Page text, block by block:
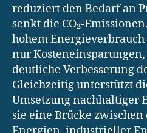
reduziert den Bedarf an
senkt die CO₂-
hohem
nur
deutliche Verbesserung
Gleichzeitig unterstützt
Umsetzung nachhaltiger
sie eine Brücke